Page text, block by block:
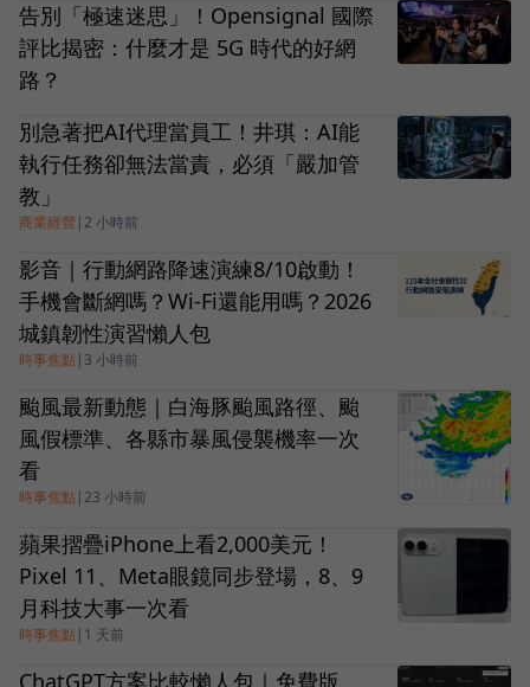
告別「極速迷思」！Opensignal 國際
評比揭密：什麼才是 5G 時代的好網
路？
別急著把AI代理當員工！井琪：AI能
執行任務卻無法當責，必須「嚴加管
教」
商業經營|2 小時前
影音｜行動網路降速演練8/10啟動！
手機會斷網嗎？Wi-Fi還能用嗎？2026
城鎮韌性演習懶人包
時事焦點 | 3 小時前
颱風最新動態｜白海豚颱風路徑、颱
風假標準、各縣市暴風侵襲機率一次
看
時事焦點 |23 小時前
蘋果摺疊iPhone上看2,000美元！
Pixel 11、Meta眼鏡同步登場，8、9
月科技大事一次看
時事焦點 | 1 天前